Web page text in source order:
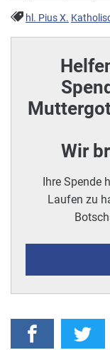
hl. Pius X.
Wir
Ihre Spende
Laufen zu